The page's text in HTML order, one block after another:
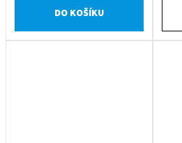
DO KOŠÍKU